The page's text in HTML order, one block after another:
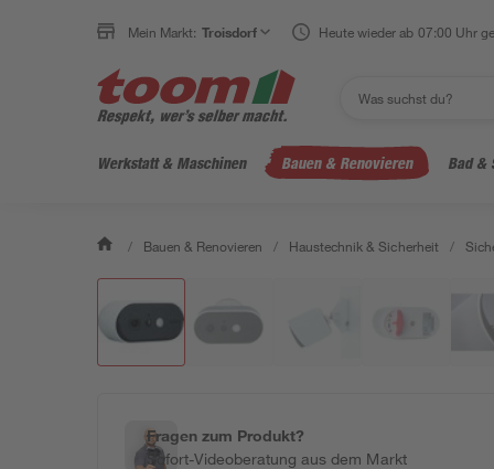
Mein Markt: Troisdorf Heute wieder ab 07:00 Uhr
Werkstatt & Maschinen Bauen & Renovieren Bad &
/ Bauen & Renovieren / Haustechnik & Sicherheit /
Fragen zum Produkt?
Sofort-Videoberatung aus dem Markt